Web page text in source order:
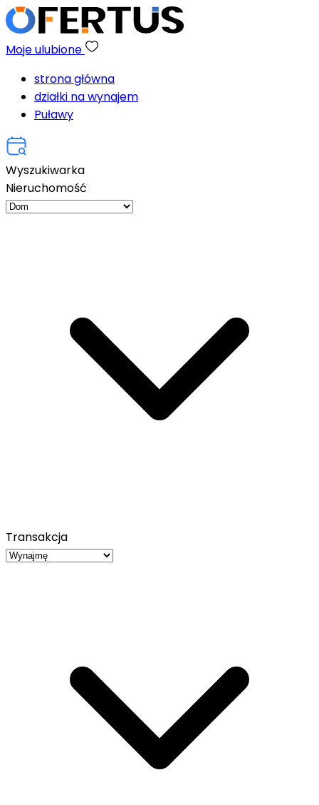
Moje ulubione
strona główna
działki na wynajem
Puławy
Wyszukiwarka
Nieruchomość
Transakcja